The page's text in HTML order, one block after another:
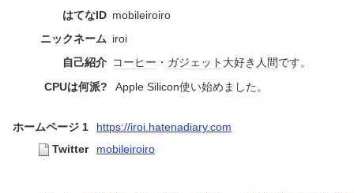
はてなID mobileiroiro
ニックネーム iroi
自己紹介 コーヒー ・ ガジェット 大好き 人間です。
CPUは何派?
Apple Silicon使い始めました。
ホームページ 1
https://iroi.hatenadiary.com
Twitter
mobileiroiro